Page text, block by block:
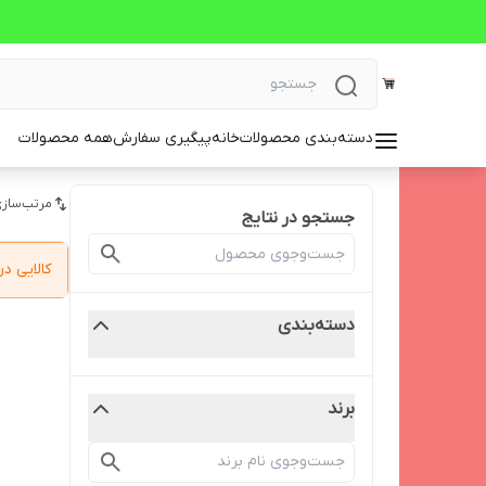
دسته‌بندی محصولاتخانهپیگیری سفارشهمه محصولات
جستجو در نتایج
دسته‌بندی
برند